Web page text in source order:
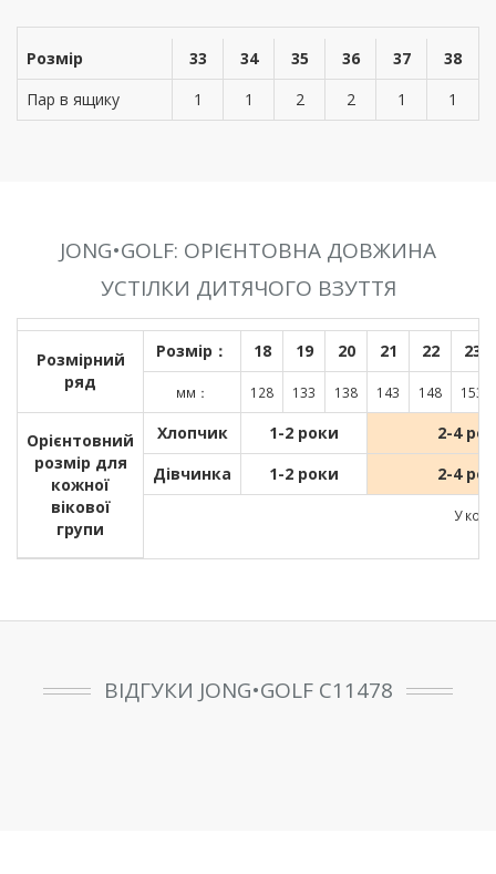
Розмір 33 34 35 36 37
38
Пар в ящику
1 1 2 2 1 1
JONG•GOLF: ОРІЄНТОВНА ДОВЖИНА
УСТІЛКИ ДИТЯЧОГО ВЗУТТЯ
Розмірний
ряд
Розмір： 18 19 20 21 22 23
мм： 128 133 138 143 148 153
Орієнтовний
розмір для
кожної
вікової
групи
Хлопчик 1-2 роки
2-4
Дівчинка
1-2 роки 2-4
У
ВІДГУКИ JONG•GOLF C11478